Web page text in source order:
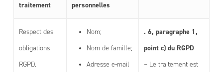
traitement personnelles
Respect des
obligations
RGPD.
Nom;
Nom de famille;
Adresse e-mail
. 6, paragraphe 1,
point c) du RGPD
– Le traitement est